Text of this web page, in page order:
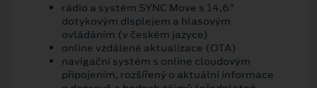
rádio a systém SYNC Move s 14,6"
dotykovým displejem a hlasovým
ovládáním (v českém jazyce)
online vzdálené aktualizace (OTA)
navigační systém s online cloudovým
připojením, rozšířený o aktuální informace